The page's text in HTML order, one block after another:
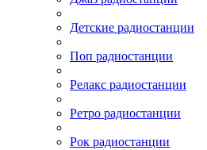
Детские радиостанции
Поп радиостанции
Релакс радиостанции
Ретро радиостанции
Рок радиостанции